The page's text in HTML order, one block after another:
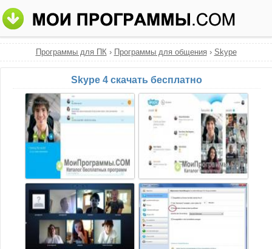
Программы для ПК› Программы для общения › Skype
Skype 4 скачать бесплатно